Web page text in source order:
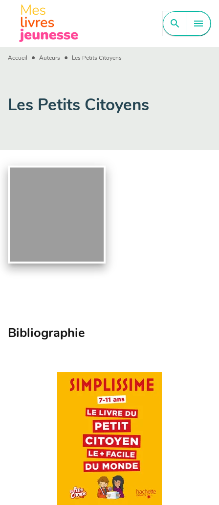
MENU CONTENU
PIED DE PAGE
search menu
Accueil • Auteurs • Les Petits Citoyens
Les Petits Citoyens
Bibliographie